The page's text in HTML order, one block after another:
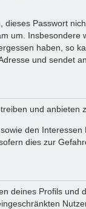
Passwort
um. Insbesondere
haben, so
und sendet
und anbieten
den
dies zur
deines Profils und